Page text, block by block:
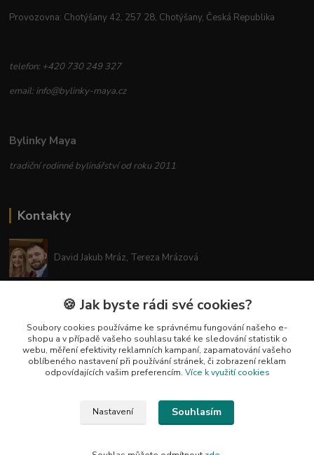
Provozovna: Chotýšany 42, 257 28, Chotýšany, Česká Republika
telefon: +420 730 249 327
email: info@bylinky-maya.cz
Bylinky Maya
tradiční rodinné bylinářství od roku 2011
Kontakty
David Jakub Mráz, Tereza Mrázová
info@bylinky-maya.cz
je bez souhlasu kopírovat ani publikovat!
🍪 Jak byste rádi své cookies?
Soubory cookies používáme ke správnému fungování našeho e-
shopu a v případě vašeho souhlasu také ke sledování statistik o
webu, měření efektivity reklamních kampaní, zapamatování vašeho
oblíbeného nastavení při používání stránek, či zobrazení reklam
odpovídajících vašim preferencím. Více k využití cookies
Nastavení Souhlasím